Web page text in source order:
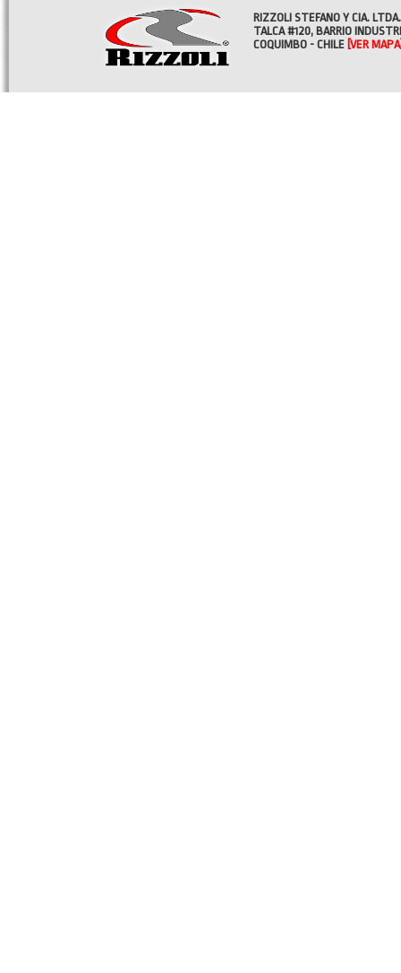
RIZZOLI STEFANO Y CIA. LTDA.
TALCA #120, BARRIO
COQUIMBO - CHILE [VER